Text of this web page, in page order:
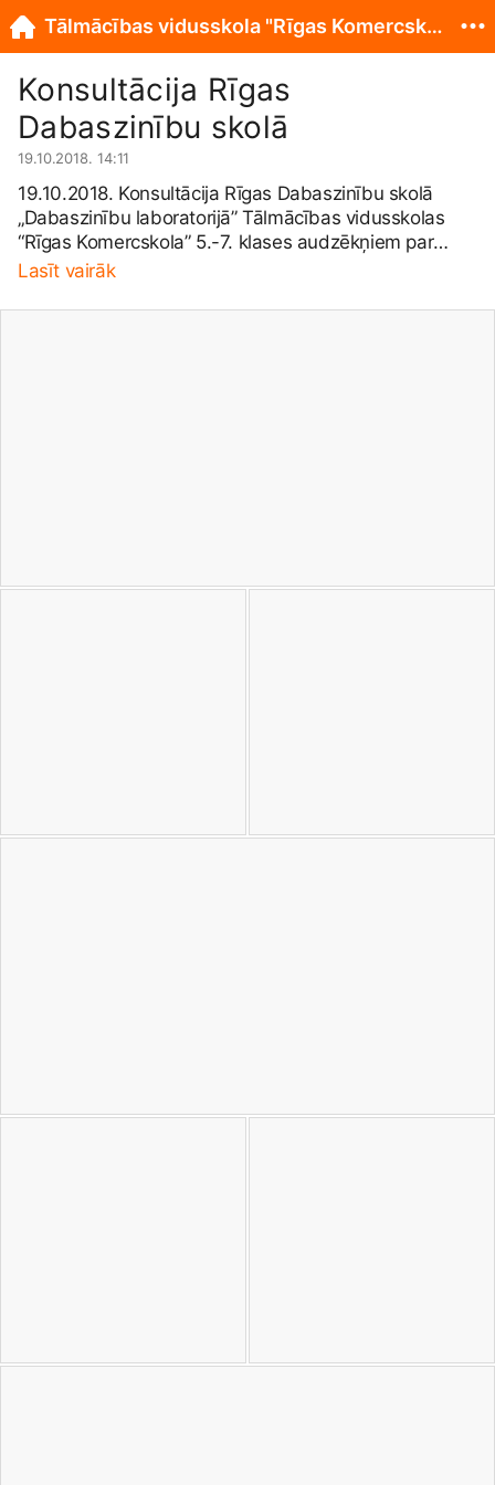
Konsultācija Rīgas
Dabaszinību skolā
19.10.2018. 14:11
19.10.2018. Konsultācija Rīgas Dabaszinību skolā
„Dabaszinību laboratorijā” Tālmācības vidusskolas
“Rīgas Komercskola” 5.-7. klases audzēkņiem par
spēku un berzi, kā arī optisko ilūziju, kopīgi veicot
nodarbību!
Lasīt vairāk
Tālmācības vidusskola "Rīgas Komercskola"